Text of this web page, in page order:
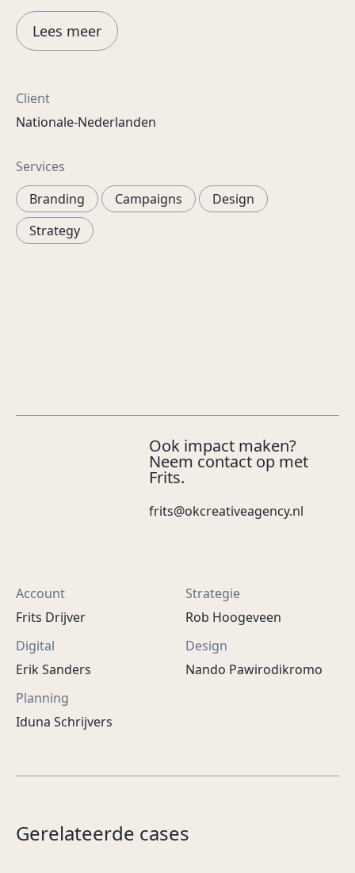
Lees meer
Client
Nationale-Nederlanden
Services
Branding
Campaigns
Design
Strategy
Ook impact maken?
Neem contact op met
Frits.
frits@okcreativeagency.nl
Account
Frits Drijver
Strategie
Rob Hoogeveen
Digital
Erik Sanders
Design
Nando Pawirodikromo
Planning
Iduna Schrijvers
Gerelateerde cases
Trek in Eats lekkers?
steun, samen vooruit.